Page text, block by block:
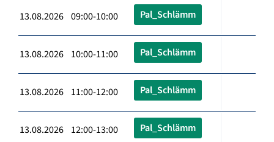
13.08.2026 09:00-10:00 Pal_Schlämm
13.08.2026 10:00-11:00 Pal_Schlämm
13.08.2026 11:00-12:00 Pal_Schlämm
13.08.2026 12:00-13:00 Pal_Schlämm